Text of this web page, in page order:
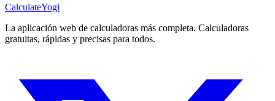
CalculateYogi
La aplicación web de calculadoras más completa. Calculadoras
gratuitas, rápidas y precisas para todos.